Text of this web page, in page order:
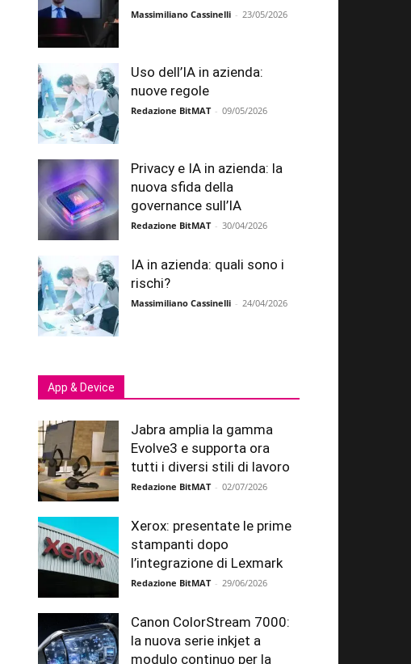
Massimiliano Cassinelli - 23/05/2026
Uso dell’IA in azienda:
nuove regole
Redazione BitMAT - 09/05/2026
Privacy e IA in azienda: la
nuova sfida della
governance sull’IA
Redazione BitMAT - 30/04/2026
IA in azienda: quali sono i
rischi?
Massimiliano Cassinelli - 24/04/2026
App & Device
Jabra amplia la gamma
Evolve3 e supporta ora
tutti i diversi stili di lavoro
Redazione BitMAT - 02/07/2026
Xerox: presentate le prime
stampanti dopo
l’integrazione di Lexmark
Redazione BitMAT - 29/06/2026
Canon ColorStream 7000:
la nuova serie inkjet a
modulo continuo per la